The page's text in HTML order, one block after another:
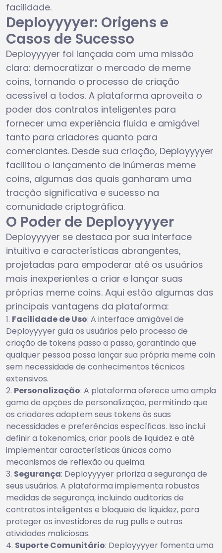
facilidade.
Deployyyyer: Origens e
Casos de Sucesso
Deployyyyer foi lançada com uma missão
clara: democratizar o mercado de meme
coins, tornando o processo de criação
acessível a todos. A plataforma aproveita o
poder dos contratos inteligentes para
fornecer uma experiência fluida e amigável
tanto para criadores quanto para
comerciantes. Desde sua criação, Deployyyyer
facilitou o lançamento de inúmeras meme
coins, algumas das quais ganharam uma
tracção significativa e sucesso na
comunidade criptográfica.
O Poder de Deployyyyer
Deployyyyer se destaca por sua interface
intuitiva e características abrangentes,
projetadas para empoderar até os usuários
mais inexperientes a criar e lançar suas
próprias meme coins. Aqui estão algumas das
principais vantagens da plataforma:
Facilidade de Uso: A interface amigável de
Deployyyyer guia os usuários pelo processo de
criação de tokens passo a passo, garantindo que
qualquer pessoa possa lançar sua própria meme coin
sem necessidade de conhecimentos técnicos
extensivos.
Personalização: A plataforma oferece uma ampla
gama de opções de personalização, permitindo que
os criadores adaptem seus tokens às suas
necessidades e preferências específicas. Isso inclui
definir a tokenomics, criar pools de liquidez e até
implementar características únicas como
mecanismos de reflexão ou queima.
Segurança: Deployyyyer prioriza a segurança de
seus usuários. A plataforma implementa robustas
medidas de segurança, incluindo auditorias de
contratos inteligentes e bloqueio de liquidez, para
proteger os investidores de rug pulls e outras
atividades maliciosas.
Suporte Comunitário: Deployyyyer fomenta uma